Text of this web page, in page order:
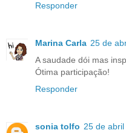
Responder
Marina Carla 25 de
A saudade dói mas
Ótima participação!
Responder
sonia tolfo 25 de